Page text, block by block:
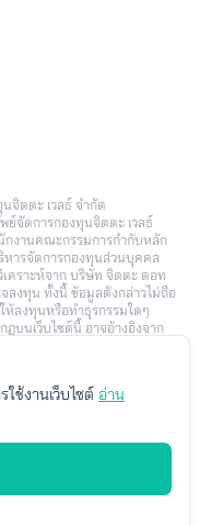
จิตตะ เวลธ์ จำกัด
จัดการกองทุนจิตตะ เวลธ์
กงานคณะกรรมการกำกับหลัก
หารจัดการกองทุนส่วนบุคคล
คราะห์จาก บริษัท จิตตะ ดอท
ลงทุน ทั้งนี้ ข้อมูลดังกล่าวไม่ถือ
ห้ลงทุนหรือทำธุรกรรมใดๆ
บนเว็บไซต์นี้ อาจอ้างอิงจาก
ลงทุนมีความเสี่ยง ผู้ลงทุนอาจ
สี่ยงจากอัตราแลกเปลี่ยนใน
ะรายอาจแตกต่างกัน ขึ้นอยู่กับ
ายการลงทุน จำนวนเงินลงทุน
นแต่ละช่วง โดยตัวอย่างข้อมูล
รณีซึ่งได้รับความยินยอมในการ
นผลลัพธ์ของผู้ลงทุนทั้งหมด
ลยุทธ์การลงทุนใดเป็นการ
งนี้ “Jitta Wealth” เป็น
ช้งานเว็บไซต์ อ่าน